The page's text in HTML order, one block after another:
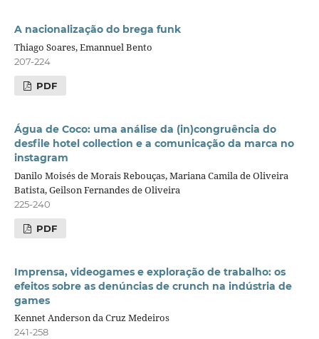
A nacionalização do brega funk
Thiago Soares, Emannuel Bento
207-224
PDF
Água de Coco: uma análise da (in)congruência do
desfile hotel collection e a comunicação da marca no
instagram
Danilo Moisés de Morais Rebouças, Mariana Camila de Oliveira
Batista, Geilson Fernandes de Oliveira
225-240
PDF
Imprensa, videogames e exploração de trabalho: os
efeitos sobre as denúncias de crunch na indústria de
games
Kennet Anderson da Cruz Medeiros
241-258